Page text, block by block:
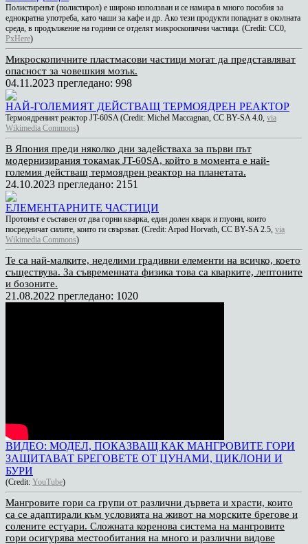
Полистиренът (полистирол) е широко използван и се намира в много пособия за
еднократна употреба, като чаши за кафе и др. Ако тези продукти попаднат в околната
среда, в продължение на години се отделят микроскопични частици. (Credit: CC0,
PxHere)
Микроскопичните пластмасови частици могат да представляват
опасност за човешкия мозък.
04.11.2023 прегледано: 998
HАЙ-ГОЛЕМИЯТ ДЕЙСТВАЩ ТЕРМОЯДРЕН РЕАКТОР
Teрмоядреният реактор JT-60SA (Credit: Michel Maccagnan, CC BY-SA 4.0, via
Wikimedia Commons)
В Япония преди няколко дни задействаха за първи път
модернизирания токамак JT-60SA, който в момента е най-
големия действащ термоядрен реактор на планетата.
24.10.2023 прегледано: 2151
ЕЛЕМЕНТАРНИТЕ ЧАСТИЦИ
Протонът е съставен от два горни кварка, един долен кварк и глуони, които
посредничат силите, които ги свързват. (Credit: Arpad Horvath, CC BY-SA 2.5, via
Wikimedia Commons)
Те са най-малките, неделими градивни елементи на всичко, което
съществува. За съвременната физика това са кварките, лептоните
и бозоните.
21.08.2022 прегледано: 1020
ВИДЕО: МОДЕЛ, ПОКАЗВАЩ КАК МАНГРОВИТЕ ГОРИ
ЗАЩИТАВАТ БРЕГОВЕТЕ ОТ ЦУНАМИ, ЦИКЛОНИ И
БУРИ
(Credit: YouTube)
Мангровите гори са групи от различни дървета и храсти, които
са се адаптирали към условията на живот на морските брегове и
солените естуари. Сложната коренова система на мангровите
гори осигурява местообитания на много и различни видове